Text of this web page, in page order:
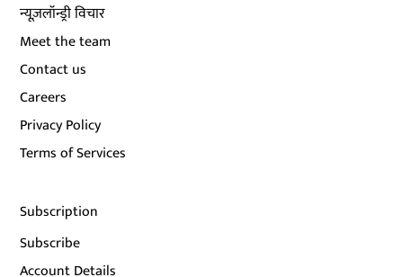
न्यूज़लॉन्ड्री विचार
Meet the team
Contact us
Careers
Privacy Policy
Terms of Services
Subscription
Subscribe
Account Details